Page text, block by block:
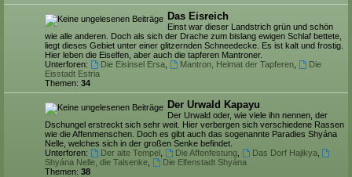
Das Eisreich
Einst war dieser Landstrich grün und schön
wie alle anderen. Doch als sich der Drache zum bislang ewigen Schlaf bettete,
liegt dieses Gebiet unter einer glitzernden Schneedecke. Es ist kalt und frostig.
Hier leben die Eiselfen, aber auch die tapferen Mantroner.
Unterforen:
Die Eisinsel Ersa, Mantron, Heimat der Tapferen,
Die
Eisstadt Estria
Themen: 34
Der Urwald Kapayu
Der Urwald oder, wie viele ihn nennen, der
Dschungel erstreckt sich sehr weit. Hier verbergen sich verschiedene Rassen
wie die Affenmenschen. Doch es gibt auch das sogenannte Paradies Shyána
Nelle, welches sich in der großen Senke befindet.
Unterforen:
Der alte Tempel, Die Affenfestung, Das Dorf Hajikya,
Shyána Nelle, die Talsenke
Die Elfenstadt Shyána
Themen: 38